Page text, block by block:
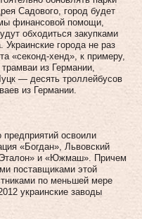
Садового, город будет
финансовой помощи,
обходиться закупками
Украинские города не раз
«секонд-хенд», к примеру,
из Германии,
— десять троллейбусов
из Германии.
предприятий освоили
«Богдан», Львовский
и «Южмаш». Причем
поставщиками этой
по меньшей мере
украинские заводы